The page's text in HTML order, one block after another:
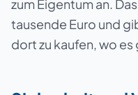
zum Eigentum an.
tausende Euro und
dort zu kaufen, wo